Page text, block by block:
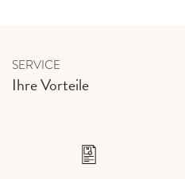
SERVICE
Ihre Vorteile